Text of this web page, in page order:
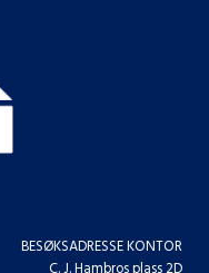
BESØKSADRESSE KONTOR
C. J. Hambros plass 2D